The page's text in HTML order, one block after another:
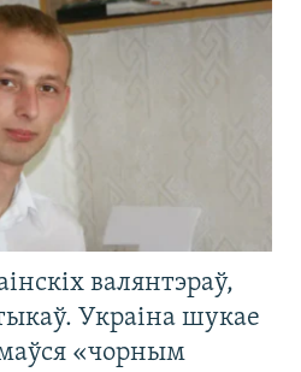
валянтэраў,
Украіна шукае
«чорным